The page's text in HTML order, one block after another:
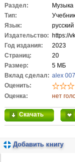
Раздел:
Музыка
Тип:
Учебник
Язык:
русский
Издательство: https://
Год издания:
2023
Cтраниц:
20
Размер:
5 МБ
Вклад сделал: alex 007
Оценить:
Оценка:
нет
Скачать
Добавить книгу